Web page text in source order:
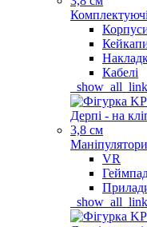
Кабелі
Маніпулятори
VR